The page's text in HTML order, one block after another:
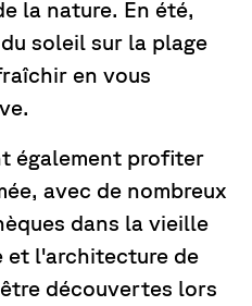
la nature. En été,
soleil sur la plage
en vous
également profiter
avec de nombreux
dans la vieille
et l'architecture de
découvertes lors